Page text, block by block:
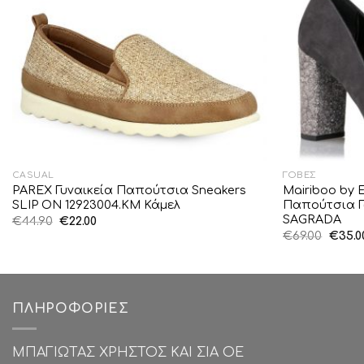
CASUAL
PAREX Γυναικεία Παπούτσια Sneakers
SLIP ON 12923004.KM Κάμελ
€44.90 Original
€22.00
ΓΌΒΕΣ
Mairiboo by
Παπούτσια
SAGRADA
€69.00 €
ΠΛΗΡΟΦΟΡΊΕΣ
ΜΠΑΓΙΩΤΑΣ ΧΡΗΣΤΟΣ ΚΑΙ ΣΙΑ ΟΕ